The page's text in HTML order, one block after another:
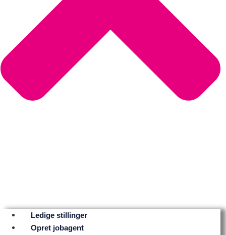
Ledige stillinger
Opret jobagent